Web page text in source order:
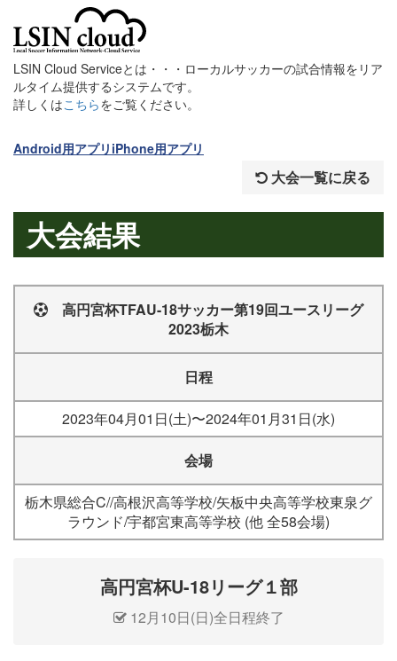
LSIN Cloud Serviceとは・・・ローカルサッカーの試合情報をリア
ルタイム提供するシステムです。
詳しくはこちらをご覧ください。
Android用アプリ iPhone用アプリ
大会一覧に戻る
大会結果
高円宮杯TFAU-18サッカー第19回ユースリーグ
2023栃木
日程
2023年04月01日(土)〜2024年01月31日(水)
会場
栃木県総合C//高根沢高等学校/矢板中央高等学校東泉グ
ラウンド/宇都宮東高等学校 (他 全58会場)
高円宮杯U-18リーグ１部
12月10日(日)全日程終了